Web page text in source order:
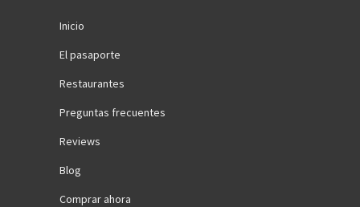
Inicio
El pasaporte
Restaurantes
Preguntas frecuentes
Reviews
Blog
Comprar ahora